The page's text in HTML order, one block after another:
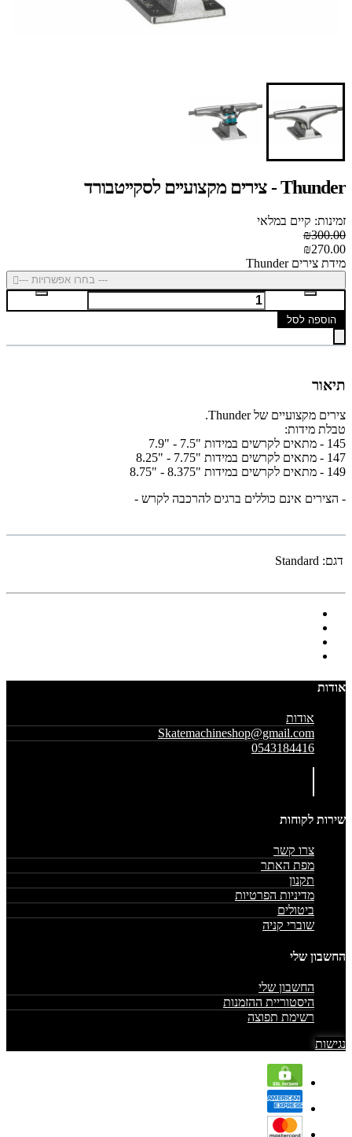
Thunder - צירים מקצועיים לסקייטבורד
זמינות: קיים במלאי
₪300.00
₪270.00
מידת צירים Thunder
--- בחרו אפשרויות ---
הוספה לסל
תיאור
צירים מקצועיים של Thunder.
טבלת מידות:
145 - מתאים לקרשים במידות "7.5 - "7.9
147 - מתאים לקרשים במידות "7.75 - "8.25
149 - מתאים לקרשים במידות "8.375 - "8.75
- הצירים אינם כוללים ברגים להרכבה לקרש -
דגם: Standard
אודות
אודות
Skatemachineshop@gmail.com
0543184416
שירות לקוחות
צרו קשר
מפת האתר
תקנון
מדיניות הפרטיות
ביטולים
שוברי קניה
החשבון שלי
החשבון שלי
היסטוריית ההזמנות
רשימת תפוצה
נגישות